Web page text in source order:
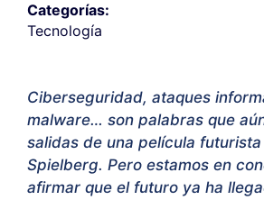
Categorías:
Tecnología
Ciberseguridad, ataques
malware… son palabras que
salidas de una película
Spielberg. Pero estamos en
afirmar que el futuro ya ha